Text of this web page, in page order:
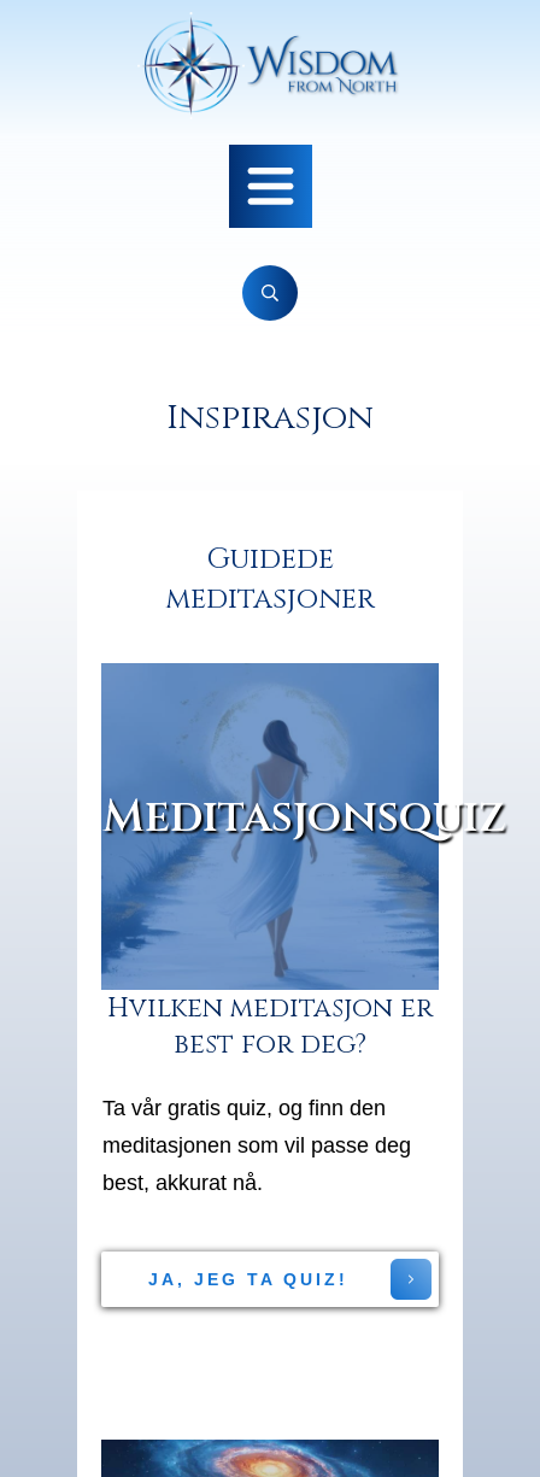
Inspirasjon
Guidede
meditasjoner
Meditasjonsquiz
Hvilken meditasjon er
best for deg?
Ta vår gratis quiz, og finn den
meditasjonen som vil passe deg
best, akkurat nå.
JA, JEG TA QUIZ!